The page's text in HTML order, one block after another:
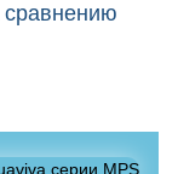
сравнению